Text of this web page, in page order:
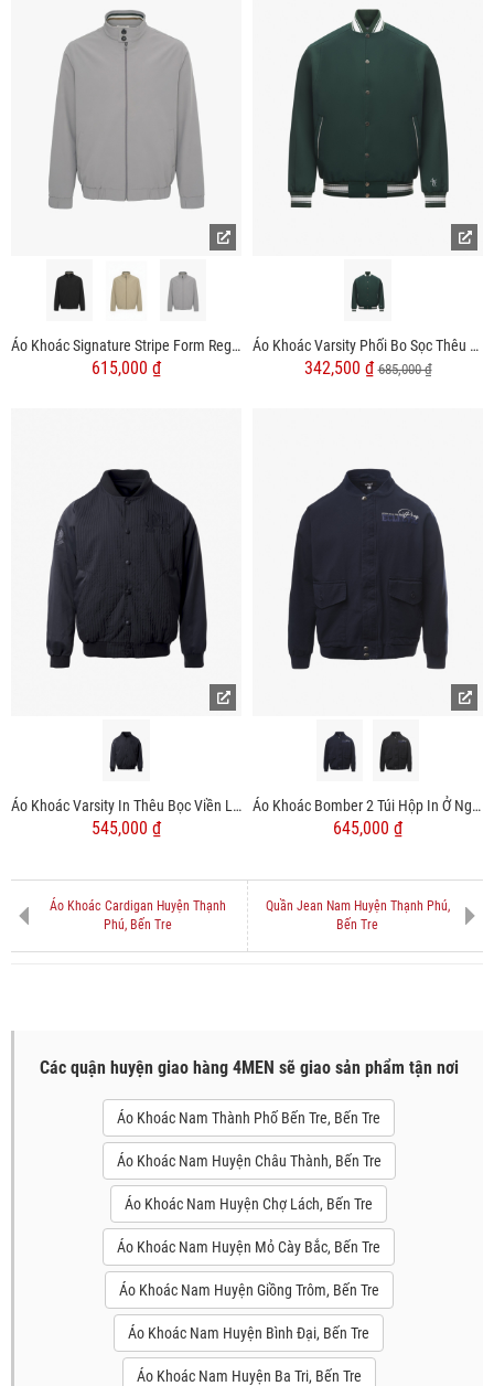
Áo Khoác Signature Stripe Form Regular AK080
615,000 ₫
Áo Khoác Varsity Phối Bo Sọc Thêu 4MEN Tennis Club Form Regular AK059
342,500 ₫685,000 ₫
Áo Khoác Varsity In Thêu Bọc Viền Logo Form Regular AK070
545,000 ₫
Áo Khoác Bomber 2 Túi Hộp In Ở Ngực Form Regular AK064
645,000 ₫
Áo Khoác Cardigan Huyện Thạnh
Phú, Bến Tre
Quần Jean Nam Huyện Thạnh Phú,
Bến Tre
Các quận huyện giao hàng 4MEN sẽ giao sản phẩm tận nơi
Áo Khoác Nam Thành Phố Bến Tre, Bến Tre
Áo Khoác Nam Huyện Châu Thành, Bến Tre
Áo Khoác Nam Huyện Chợ Lách, Bến Tre
Áo Khoác Nam Huyện Mỏ Cày Bắc, Bến Tre
Áo Khoác Nam Huyện Giồng Trôm, Bến Tre
Áo Khoác Nam Huyện Bình Đại, Bến Tre
Áo Khoác Nam Huyện Ba Tri, Bến Tre